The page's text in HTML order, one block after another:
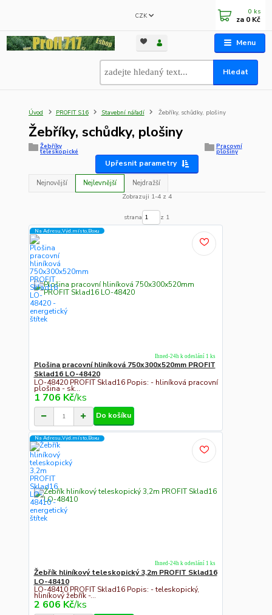
Menu
CZK
Hledat
0 ks
za 0 Kč
Úvod PROFIT S16 Stavební nářadí Žebříky, schůdky, plošiny
Žebříky, schůdky, plošiny
Žebříky
teleskopické
Pracovní
plošiny
Upřesnit parametry
Nejnovější Nejlevnější
Nejdražší
Zobrazuji 1-4 z 4
strana z 1
Na Adresu,Výd.místo,Boxu
Plošina pracovní hliníková 750x300x520mm PROFIT
Sklad16 LO-48420
LO-48420 PROFIT Sklad16 Popis: - hliníková pracovní
plošina - sk...
1 706 Kč/ks
Ihned-24h k odeslání 1 ks
Do košíku
Na Adresu,Výd.místo,Boxu
Žebřík hliníkový teleskopický 3,2m PROFIT Sklad16
LO-48410
LO-48410 PROFIT Sklad16 Popis: - teleskopický,
hliníkový žebřík -...
2 606 Kč/ks
Ihned-24h k odeslání 1 ks